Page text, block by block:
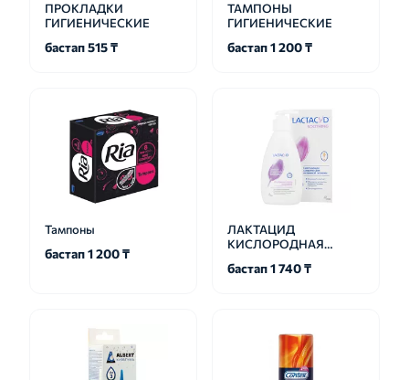
ПРОКЛАДКИ
ГИГИЕНИЧЕСКИЕ
бастап 515 ₸
ТАМПОНЫ
ГИГИЕНИЧЕСКИЕ
бастап 1 200 ₸
Тампоны
бастап 1 200 ₸
ЛАКТАЦИД
КИСЛОРОДНАЯ
бастап 1 740 ₸